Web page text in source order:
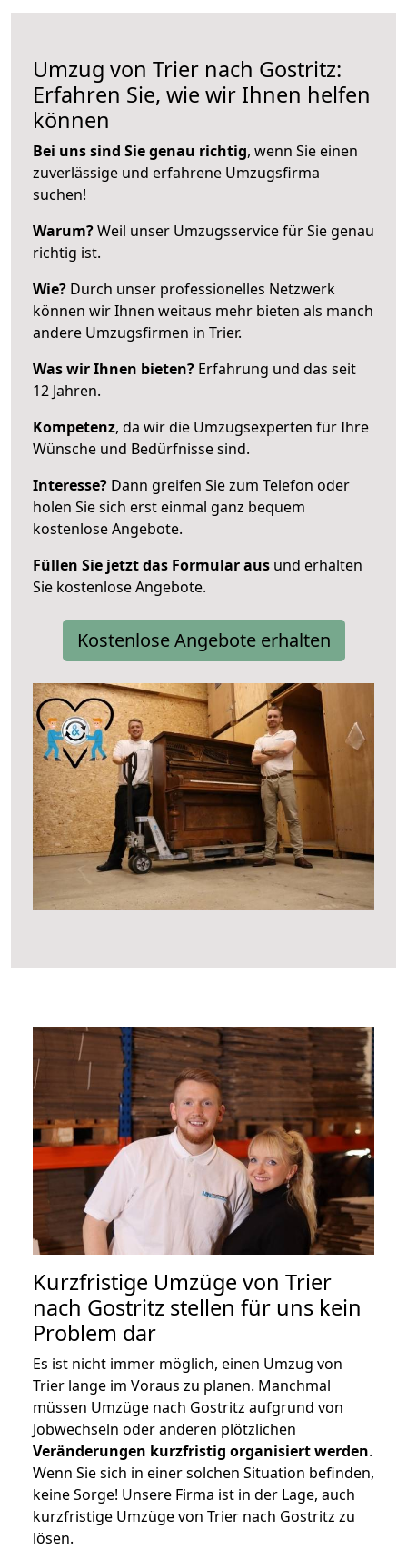
Umzug von Trier nach Gostritz:
Erfahren Sie, wie wir Ihnen helfen
können
Bei uns sind Sie genau richtig, wenn Sie einen
zuverlässige und erfahrene Umzugsfirma
suchen!
Warum?Weil unser Umzugsservice für Sie genau
richtig ist.
Wie? Durch unser professionelles Netzwerk
können wir Ihnen weitaus mehr bieten als manch
andere Umzugsfirmen in Trier.
Was wir Ihnen bieten? Erfahrung und das seit
12 Jahren.
Kompetenz, da wir die Umzugsexperten für Ihre
Wünsche und Bedürfnisse sind.
Interesse? Dann greifen Sie zum Telefon oder
holen Sie sich erst einmal ganz bequem
kostenlose Angebote.
Füllen Sie jetzt das Formular aus und erhalten
Sie kostenlose Angebote.
Kostenlose Angebote erhalten
Kurzfristige Umzüge von Trier
nach Gostritz stellen für uns kein
Problem dar
Es ist nicht immer möglich, einen Umzug von
Trier lange im Voraus zu planen. Manchmal
müssen Umzüge nach Gostritz aufgrund von
Jobwechseln oder anderen plötzlichen
Veränderungen kurzfristig organisiert werden.
Wenn Sie sich in einer solchen Situation befinden,
keine Sorge! Unsere Firma ist in der Lage, auch
kurzfristige Umzüge von Trier nach Gostritz zu
lösen.